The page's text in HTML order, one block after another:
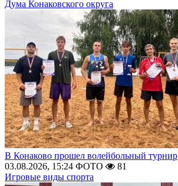
Дума Конаковского округа
В Конаково прошел волейбольный турнир
03.08.2026, 15:24 ФОТО
81
Игровые виды спорта